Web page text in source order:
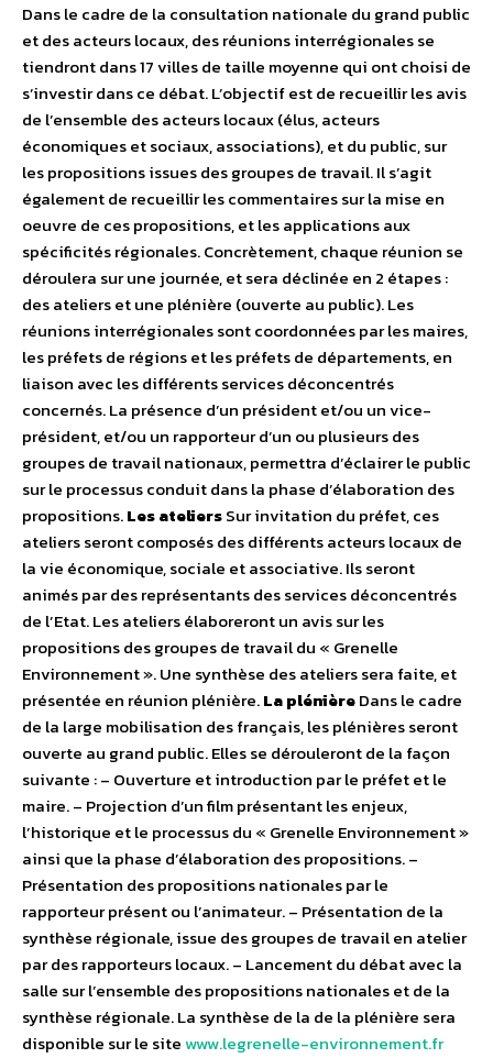
Dans le cadre de la consultation nationale du grand public
et des acteurs locaux, des réunions interrégionales se
tiendront dans 17 villes de taille moyenne qui ont choisi de
s’investir dans ce débat. L’objectif est de recueillir les avis
de l’ensemble des acteurs locaux (élus, acteurs
économiques et sociaux, associations), et du public, sur
les propositions issues des groupes de travail. Il s’agit
également de recueillir les commentaires sur la mise en
oeuvre de ces propositions, et les applications aux
spécificités régionales. Concrètement, chaque réunion se
déroulera sur une journée, et sera déclinée en 2 étapes :
des ateliers et une plénière (ouverte au public). Les
réunions interrégionales sont coordonnées par les maires,
les préfets de régions et les préfets de départements, en
liaison avec les différents services déconcentrés
concernés. La présence d’un président et/ou un vice-
président, et/ou un rapporteur d’un ou plusieurs des
groupes de travail nationaux, permettra d’éclairer le public
sur le processus conduit dans la phase d’élaboration des
propositions.Les ateliersSur invitation du préfet, ces
ateliers seront composés des différents acteurs locaux de
la vie économique, sociale et associative. Ils seront
animés par des représentants des services déconcentrés
de l’Etat. Les ateliers élaboreront un avis sur les
propositions des groupes de travail du « Grenelle
Environnement ». Une synthèse des ateliers sera faite, et
présentée en réunion plénière.La plénièreDans le cadre
de la large mobilisation des français, les plénières seront
ouverte au grand public. Elles se dérouleront de la façon
suivante : – Ouverture et introduction par le préfet et le
maire. – Projection d’un film présentant les enjeux,
l’historique et le processus du « Grenelle Environnement »
ainsi que la phase d’élaboration des propositions. –
Présentation des propositions nationales par le
rapporteur présent ou l’animateur. – Présentation de la
synthèse régionale, issue des groupes de travail en atelier
par des rapporteurs locaux. – Lancement du débat avec la
salle sur l’ensemble des propositions nationales et de la
synthèse régionale. La synthèse de la de la plénière sera
disponible sur le sitewww.legrenelle-environnement.fr